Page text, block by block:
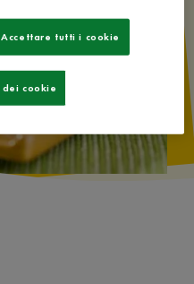
Accettare tutti i cookie
cookie